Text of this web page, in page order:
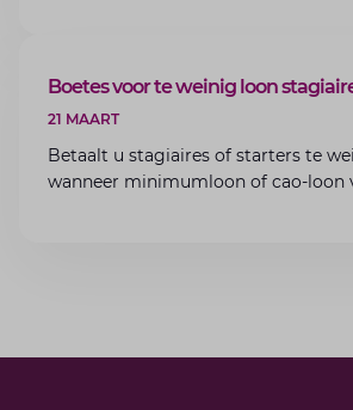
ARTIKEL
Boetes voor te weinig loon
21 MAART
Betaalt u stagiaires of starters te
wanneer minimumloon of cao-loon